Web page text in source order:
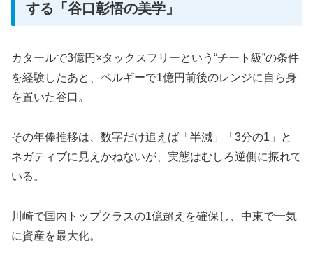
する「谷口彰悟の美学」
カタールで3億円×タックスフリーという“チート級”の条件
を経験したあと、ベルギーで1億円前後のレンジに自ら身
を置いた谷口。
その年俸推移は、数字だけ追えば「半減」「3分の1」と
ネガティブに見えかねないが、実態はむしろ逆側に振れて
いる。
川崎で国内トップクラスの1億超えを確保し、中東で一気
に資産を最大化。